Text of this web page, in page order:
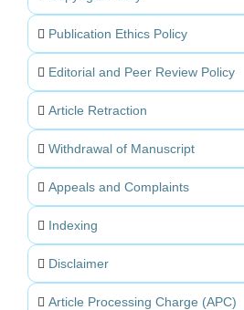
Publication Ethics Policy
Editorial and Peer Review Policy
Article Retraction
Withdrawal of Manuscript
Appeals and Complaints
Indexing
Disclaimer
Article Processing Charge (APC)